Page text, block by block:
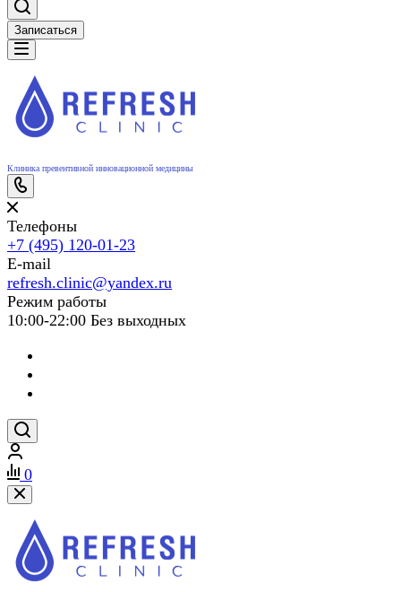
Записаться
Клиника превентивной инновационной медицины
Телефоны
+7 (495) 120-01-23
E-mail
refresh.clinic@yandex.ru
Режим работы
10:00-22:00 Без выходных
0